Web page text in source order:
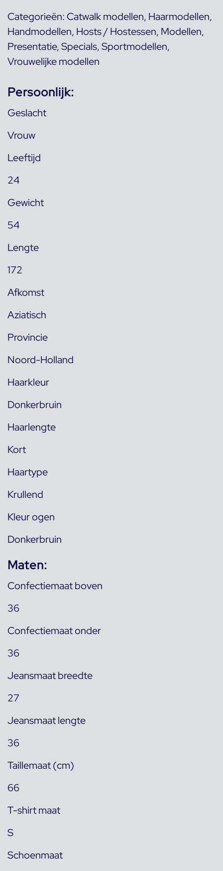
Categorieën: Catwalk modellen, Haarmodellen,
Handmodellen, Hosts / Hostessen, Modellen,
Presentatie,Specials,Sportmodellen,
Vrouwelijke modellen
Persoonlijk:
Geslacht
Vrouw
Leeftijd
24
Gewicht
54
Lengte
172
Afkomst
Aziatisch
Provincie
Noord-Holland
Haarkleur
Donkerbruin
Haarlengte
Kort
Haartype
Krullend
Kleur ogen
Donkerbruin
Maten:
Confectiemaat boven
36
Confectiemaat onder
36
Jeansmaat breedte
27
Jeansmaat lengte
36
Taillemaat (cm)
66
T-shirt maat
S
Schoenmaat